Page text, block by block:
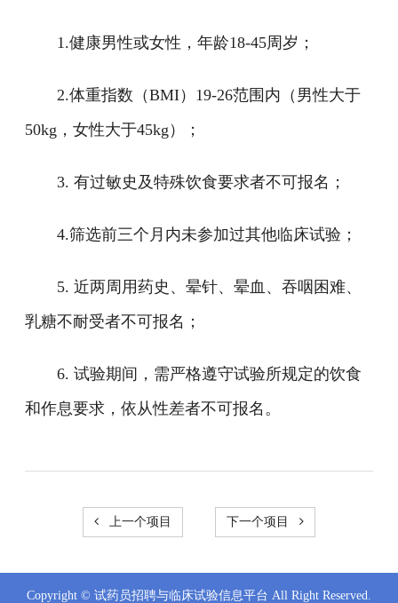
1.健康男性或女性，年龄18-45周岁；
2.体重指数（BMI）19-26范围内（男性大于
50kg，女性大于45kg）；
3. 有过敏史及特殊饮食要求者不可报名；
4.筛选前三个月内未参加过其他临床试验；
5. 近两周用药史、晕针、晕血、吞咽困难、
乳糖不耐受者不可报名；
6. 试验期间，需严格遵守试验所规定的饮食
和作息要求，依从性差者不可报名。
上一个项目 下一个项目
Copyright © 试药员招聘与临床试验信息平台 All Right Reserved.